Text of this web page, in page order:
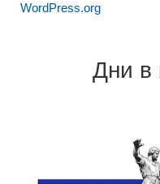
WordPress.org
Дни в